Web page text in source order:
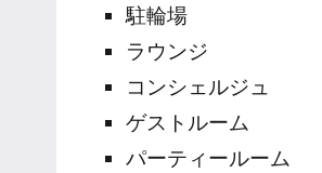
駐輪場
ラウンジ
コンシェルジュ
ゲストルーム
パーティールーム